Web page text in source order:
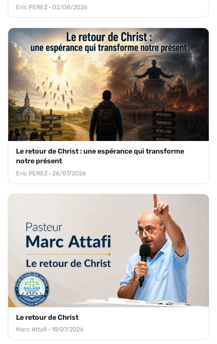
Eric PEREZ · 02/08/2026
Le retour de Christ : une espérance qui transforme
notre présent
Eric PEREZ · 26/07/2026
Le retour de Christ
Marc Attafi · 19/07/2026